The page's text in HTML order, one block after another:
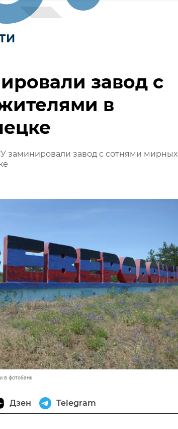
завод с
в
заминировали завод с сотнями мирных
в фотобанк
Дзен Telegram